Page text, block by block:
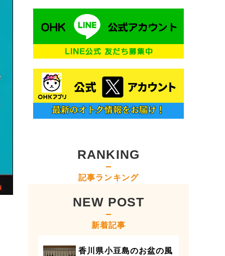
RANKING
記事ランキング
NEW POST
新着記事
香川県小豆島のお盆の風